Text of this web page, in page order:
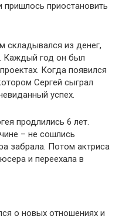
приостановить
из денег,
Каждый год он был
Когда появился
Сергей сыграл
успех.
продлились 6 лет.
– не сошлись
забрала. Потом актриса
и переехала в
о новых отношениях и